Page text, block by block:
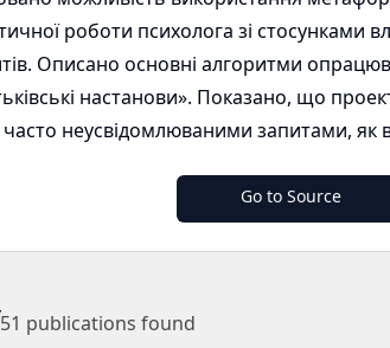
роботи психолога зі
Описано основні алгоритми
настанови». Показано, що
неусвідомлюваними запитами, як
Go to Source
51 publications found